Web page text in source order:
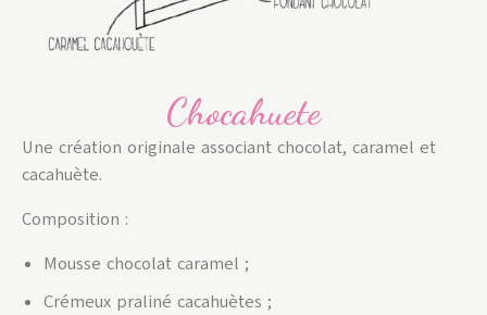
Chocahuete
Une création originale associant chocolat, caramel et
cacahuète.
Composition :
Mousse chocolat caramel ;
Crémeux praliné cacahuètes ;